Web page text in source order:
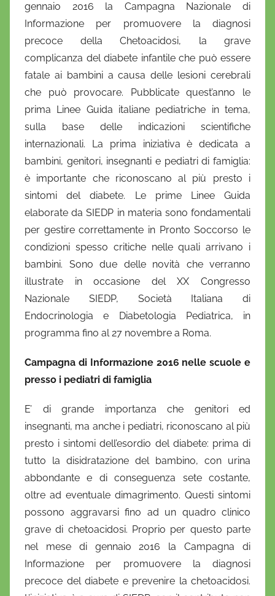
gennaio 2016 la Campagna Nazionale di
Informazione per promuovere la diagnosi
precoce della Chetoacidosi, la grave
complicanza del diabete infantile che può essere
fatale ai bambini a causa delle lesioni cerebrali
che può provocare. Pubblicate quest’anno le
prima Linee Guida italiane pediatriche in tema,
sulla base delle indicazioni scientifiche
internazionali. La prima iniziativa è dedicata a
bambini, genitori, insegnanti e pediatri di famiglia:
è importante che riconoscano al più presto i
sintomi del diabete. Le prime Linee Guida
elaborate da SIEDP in materia sono fondamentali
per gestire correttamente in Pronto Soccorso le
condizioni spesso critiche nelle quali arrivano i
bambini. Sono due delle novità che verranno
illustrate in occasione del XX Congresso
Nazionale SIEDP, Società Italiana di
Endocrinologia e Diabetologia Pediatrica, in
programma fino al 27 novembre a Roma.
Campagna di Informazione 2016 nelle scuole e
presso i pediatri di famiglia
E’ di grande importanza che genitori ed
insegnanti, ma anche i pediatri, riconoscano al più
presto i sintomi dell’esordio del diabete: prima di
tutto la disidratazione del bambino, con urina
abbondante e di conseguenza sete costante,
oltre ad eventuale dimagrimento. Questi sintomi
possono aggravarsi fino ad un quadro clinico
grave di chetoacidosi. Proprio per questo parte
nel mese di gennaio 2016 la Campagna di
Informazione per promuovere la diagnosi
precoce del diabete e prevenire la chetoacidosi.